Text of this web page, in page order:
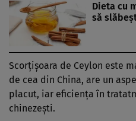
Dieta cu
să
Scorţişoara de Ceylon este
de cea din China, are un
placut, iar eficienţa în
chinezeşti.